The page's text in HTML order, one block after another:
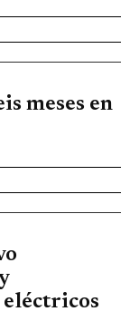
meses en